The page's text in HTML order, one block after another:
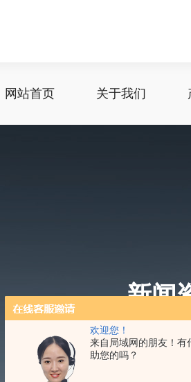
欢迎您！
来自局域网的朋友！有
助您的吗？
网站首页 关于我们
新闻
NEWS